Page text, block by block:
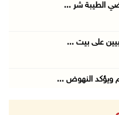
الطيبة شر ...
على بيت ...
ويؤكد النهوض ...